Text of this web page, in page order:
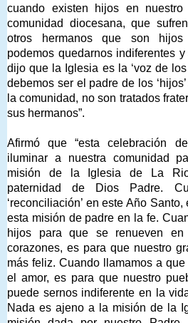
cuando existen hijos en
comunidad diocesana, que
otros hermanos que son hijos
podemos quedarnos indiferentes
dijo que la Iglesia es la ‘voz de
debemos ser el padre de los
la comunidad, no son tratados
sus hermanos”.
Afirmó que “esta celebración
iluminar a nuestra comunidad
misión de la Iglesia de La
paternidad de Dios Padre.
‘reconciliación’ en este Año
esta misión de padre en la fe.
hijos para que se renueven
corazones, es para que nuestro
más feliz. Cuando llamamos a
el amor, es para que nuestro
puede sernos indiferente en la
Nada es ajeno a la misión de la